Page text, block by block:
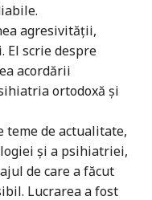
agresivității,
El scrie despre
acordării
ortodoxă și
teme de actualitate,
și a psihiatriei,
de care a făcut
Lucrarea a fost